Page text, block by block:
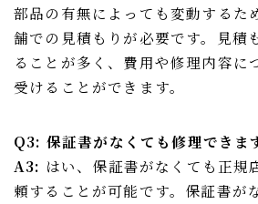
部品の有無によっても変動するた
舗での見積もりが必要です。見積
ることが多く、費用や修理内容に
受けることができます。
Q3: 保証書がなくても修理できま
A3: はい、保証書がなくても正規
頼することが可能です。保証書が